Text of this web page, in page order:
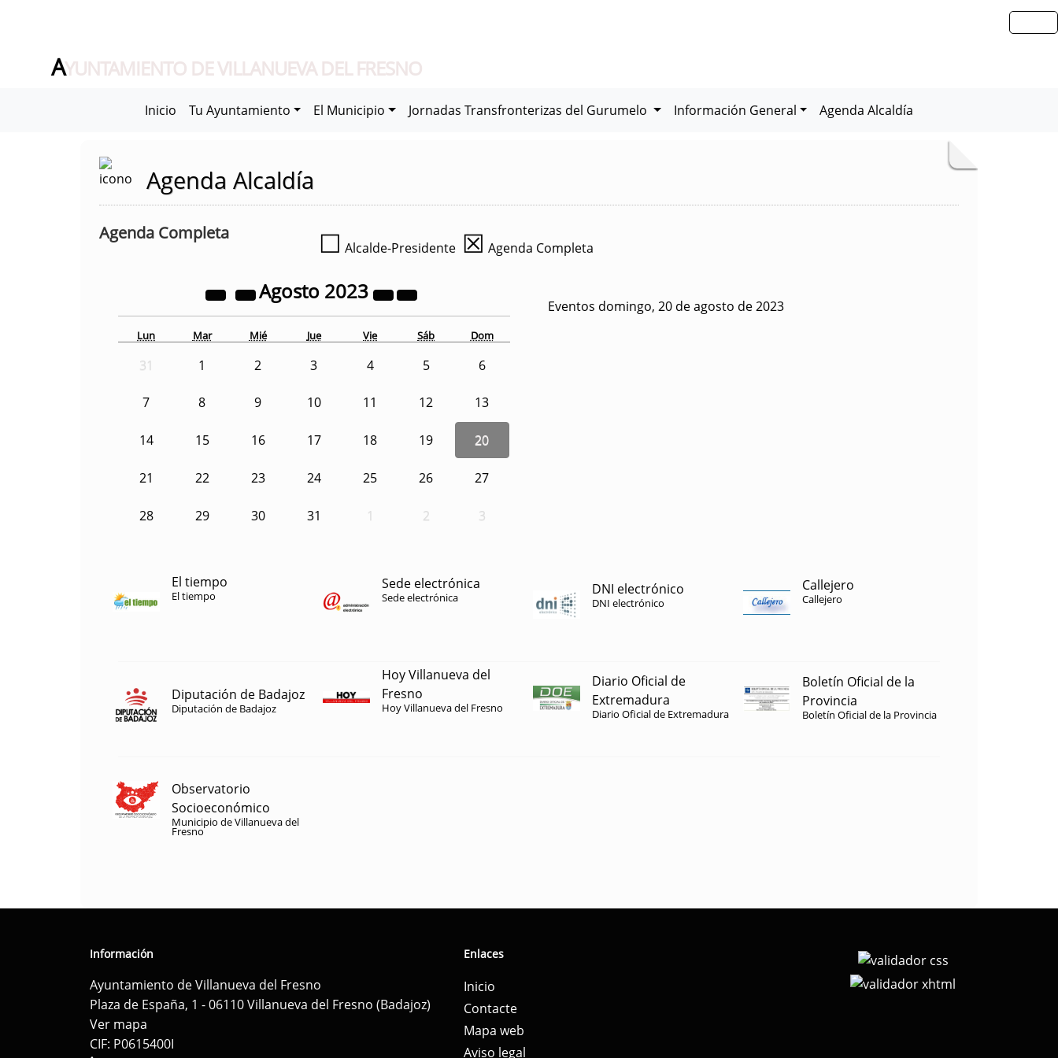
AYUNTAMIENTO DE VILLANUEVA DEL FRESNO
Inicio Tu Ayuntamiento El Municipio Jornadas Transfronterizas del Gurumelo Información General Agenda Alcaldía
Agenda Alcaldía
Agenda Completa ☐ Alcalde-Presidente ☒ Agenda Completa
Agosto 2023
Lun Mar Mié Jue Vie Sáb Dom
31 1 2 3 4 5 6
7 8 9 10 11 12 13
14 15 16 17 18 19 20
21 22 23 24 25 26 27
28 29 30 31 1 2 3
Eventos domingo, 20 de agosto de 2023
El tiempo
El tiempo
Sede electrónica
Sede electrónica DNI electrónico
DNI electrónico
Callejero
Callejero
Diputación de Badajoz
Diputación de Badajoz
Hoy Villanueva del
Fresno
Hoy Villanueva del Fresno
Diario Oficial de
Extremadura
Diario Oficial de Extremadura
Boletín Oficial de la
Provincia
Boletín Oficial de la Provincia
Observatorio
Socioeconómico
Municipio de Villanueva del
Fresno
Información
Ayuntamiento de Villanueva del Fresno
Plaza de España, 1 - 06110 Villanueva del Fresno (Badajoz)
Ver mapa
CIF: P0615400I
Enlaces
Inicio
Contacte
Mapa web
Aviso legal